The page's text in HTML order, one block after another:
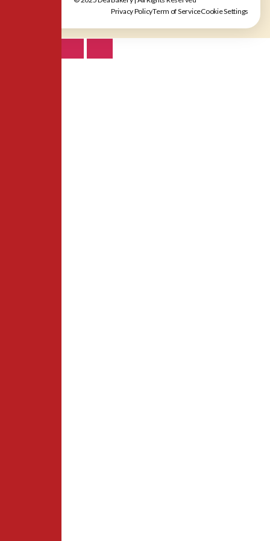
Cookie Settings
Term of Service
Privacy Policy